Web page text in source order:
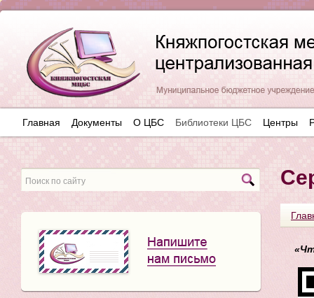
Главная Документы О ЦБС Библиотеки ЦБС Центры